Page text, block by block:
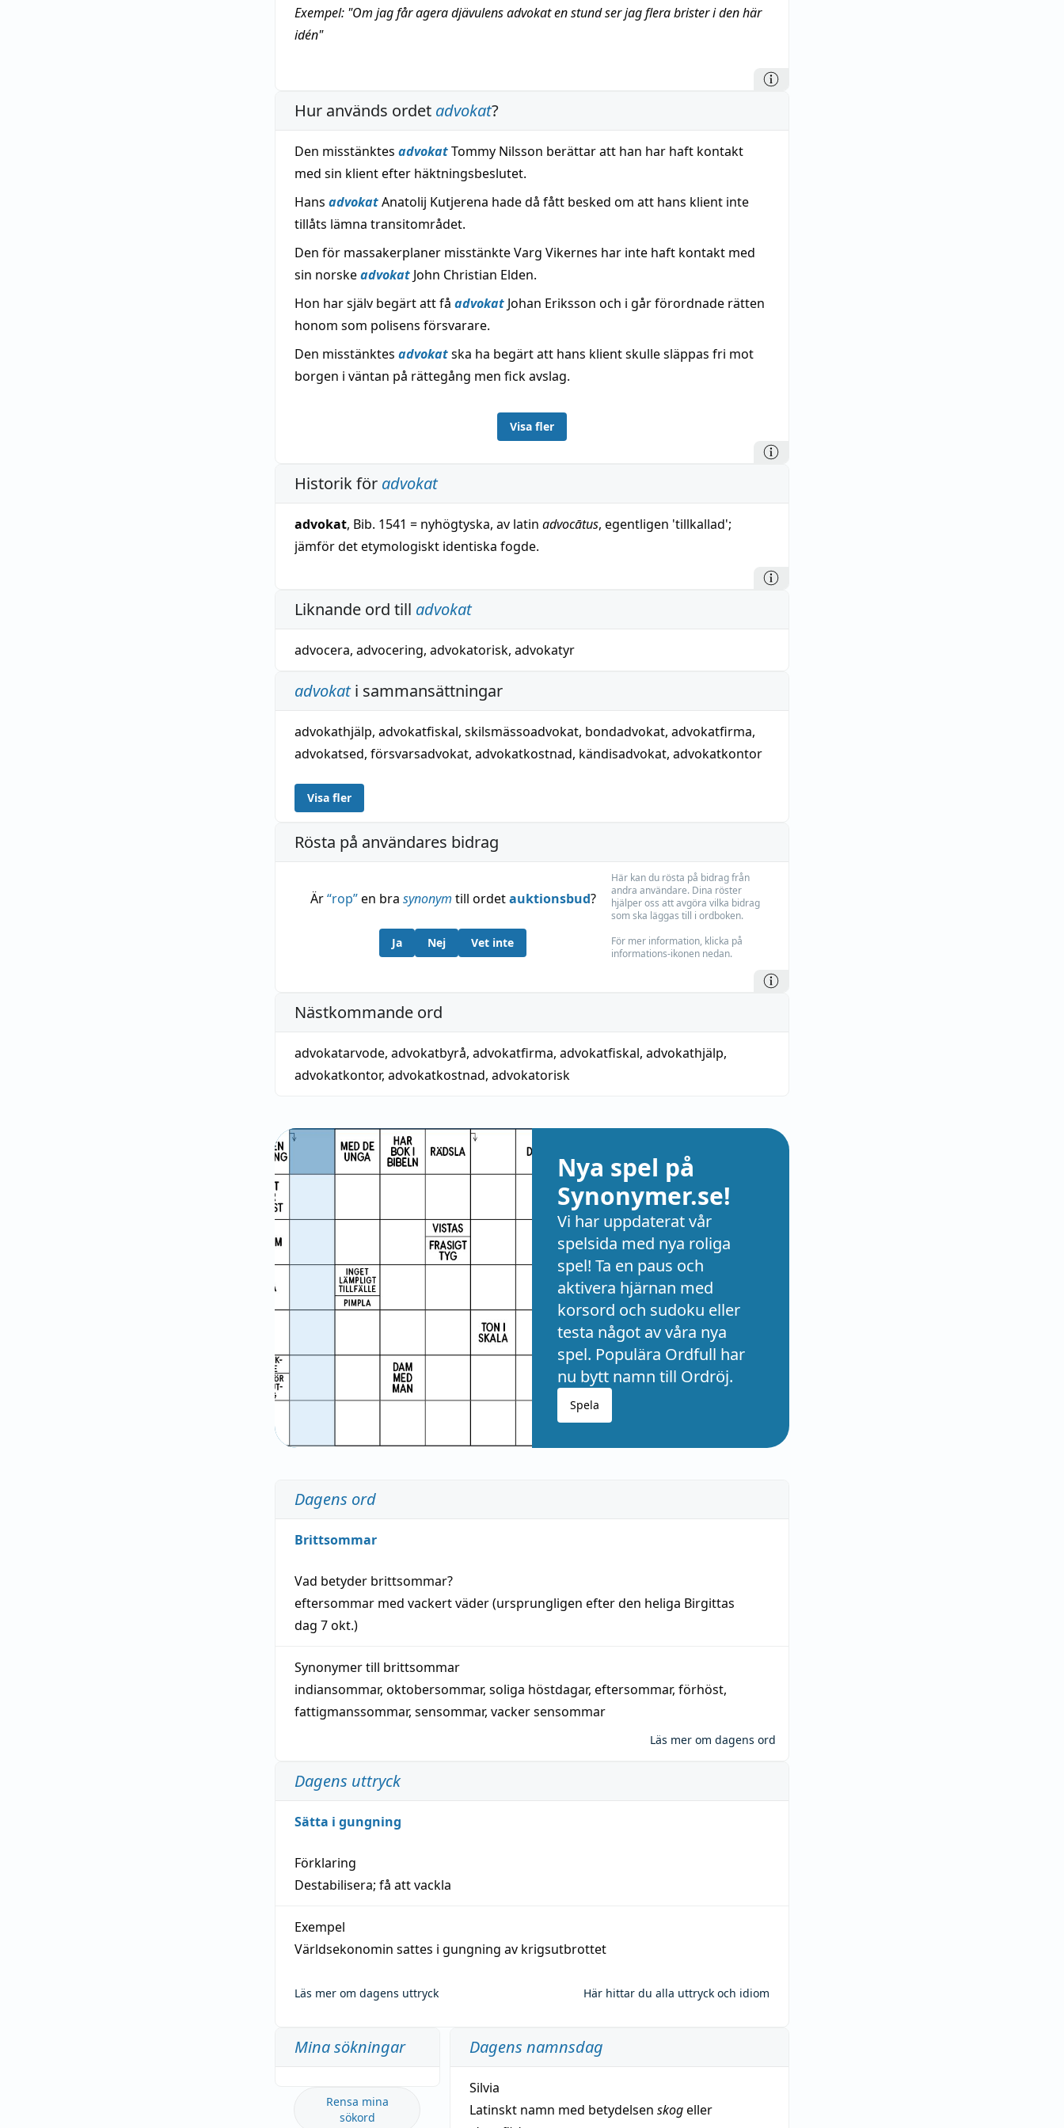
Exempel: "Om jag får agera djävulens advokat en stund ser jag flera brister i den här
idén"
Hur används ordet advokat?
Den misstänktes advokatTommy Nilsson berättar att han har haft kontakt
med sin klient efter häktningsbeslutet.
Hans advokatAnatolij Kutjerena hade då fått besked om att hans klient inte
tillåts lämna transitområdet.
Den för massakerplaner misstänkte Varg Vikernes har inte haft kontakt med
sin norskeadvokat John Christian Elden.
Hon har själv begärt att få advokat Johan Eriksson och i går förordnade rätten
honom som polisens försvarare.
Den misstänktes advokatska ha begärt att hans klient skulle släppas fri mot
borgen i väntan på rättegång men fick avslag.
Visa fler
Historik för advokat
advokat, Bib. 1541 = nyhögtyska, av latin advocātus, egentligen 'tillkallad';
jämför det etymologiskt identiska fogde.
Liknande ord till advokat
advocera, advocering, advokatorisk, advokatyr
advokati sammansättningar
advokathjälp, advokatfiskal, skilsmässoadvokat, bondadvokat, advokatfirma,
advokatsed, försvarsadvokat, advokatkostnad, kändisadvokat, advokatkontor
Visa fler
Rösta på användares bidrag
Är“rop”en bra synonym till ordetauktionsbud?
Ja Nej Vet inte
Här kan du rösta på bidrag från
andra användare. Dina röster
hjälper oss att avgöra vilka bidrag
som ska läggas till i ordboken.
För mer information, klicka på
informations-ikonen nedan.
Nästkommande ord
advokatarvode, advokatbyrå, advokatfirma, advokatfiskal, advokathjälp,
advokatkontor, advokatkostnad, advokatorisk
Nya spel på
Synonymer.se!
Vi har uppdaterat vår
spelsida med nya roliga
spel! Ta en paus och
aktivera hjärnan med
korsord och sudoku eller
testa något av våra nya
spel. Populära Ordfull har
nu bytt namn till Ordröj.
Spela
Dagens ord
Brittsommar
Vad betyder brittsommar?
eftersommar med vackertväder(ursprungligen efter den heliga Birgittas
dag 7 okt.)
Synonymer till brittsommar
indiansommar, oktobersommar, soliga höstdagar, eftersommar, förhöst,
fattigmanssommar, sensommar, vacker sensommar
Läs mer om dagens ord
Dagens uttryck
Sätta i gungning
Förklaring
Destabilisera; få att vackla
Exempel
Världsekonomin sattes i gungning av krigsutbrottet
Läs mer om dagens uttryck Här hittar du alla uttryck och idiom
Mina sökningar
Rensa mina
sökord
Dagens namnsdag
Silvia
Latinskt namn med betydelsen skogeller